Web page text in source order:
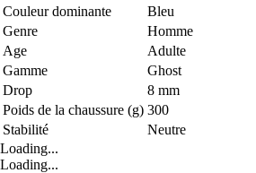
Couleur dominante
Bleu
Genre
Homme
Age
Adulte
Gamme
Ghost
Drop
8 mm
Poids de la chaussure (g) 300
Stabilité
Neutre
Loading...
Loading...